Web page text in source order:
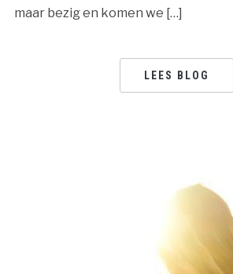
maar bezig en komen we […]
LEES BLOG